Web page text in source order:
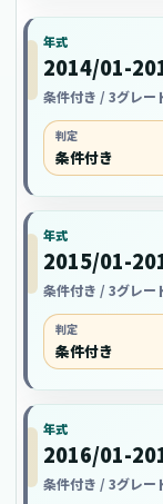
年式
2014/01-
条件付き / 3グレー
判定
条件付き
年式
2015/01-
条件付き / 3グレー
判定
条件付き
年式
2016/01-
条件付き / 3グレー